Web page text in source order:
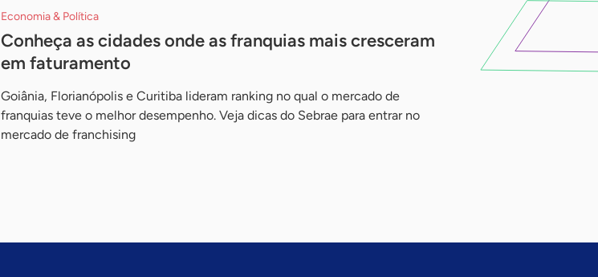
Economia & Política
Conheça as cidades onde as franquias mais cresceram
em faturamento
Goiânia, Florianópolis e Curitiba lideram ranking no qual o mercado de
franquias teve o melhor desempenho. Veja dicas do Sebrae para entrar no
mercado de franchising